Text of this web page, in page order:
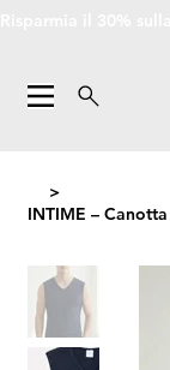
>